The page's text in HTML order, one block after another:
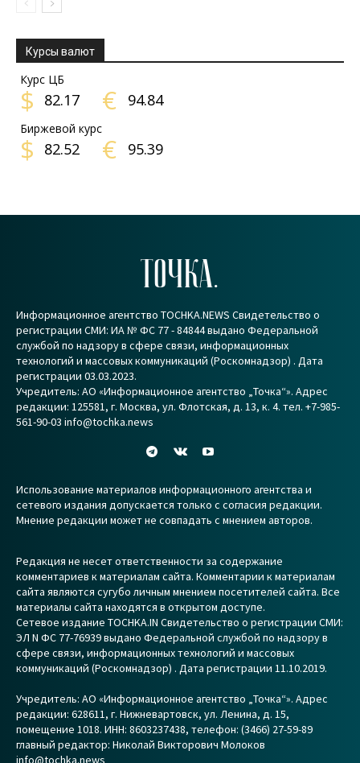
Курсы валют
Курс ЦБ
$ 82.17 € 94.84
Биржевой курс
$ 82.52 € 95.39
ТОЧКА.
Информационное агентство TOCHKA.NEWS Свидетельство о
регистрации СМИ: ИА № ФС 77 - 84844 выдано Федеральной
службой по надзору в сфере связи, информационных
технологий и массовых коммуникаций (Роскомнадзор) . Дата
регистрации 03.03.2023.
Учредитель: АО «Информационное агентство „Точка“». Адрес
редакции: 125581, г. Москва, ул. Флотская, д. 13, к. 4. тел. +7-985-
561-90-03 info@tochka.news
Использование материалов информационного агентства и
сетевого издания допускается только с согласия редакции.
Мнение редакции может не совпадать с мнением авторов.
Редакция не несет ответственности за содержание
комментариев к материалам сайта. Комментарии к материалам
сайта являются сугубо личным мнением посетителей сайта. Все
материалы сайта находятся в открытом доступе.
Сетевое издание TOCHKA.IN Свидетельство о регистрации СМИ:
ЭЛ N ФС 77-76939 выдано Федеральной службой по надзору в
сфере связи, информационных технологий и массовых
коммуникаций (Роскомнадзор) . Дата регистрации 11.10.2019.
Учредитель: АО «Информационное агентство „Точка“». Адрес
редакции: 628611, г. Нижневартовск, ул. Ленина, д. 15,
помещение 1018. ИНН: 8603237438, телефон: (3466) 27-59-89
главный редактор: Николай Викторович Молоков
info@tochka.news